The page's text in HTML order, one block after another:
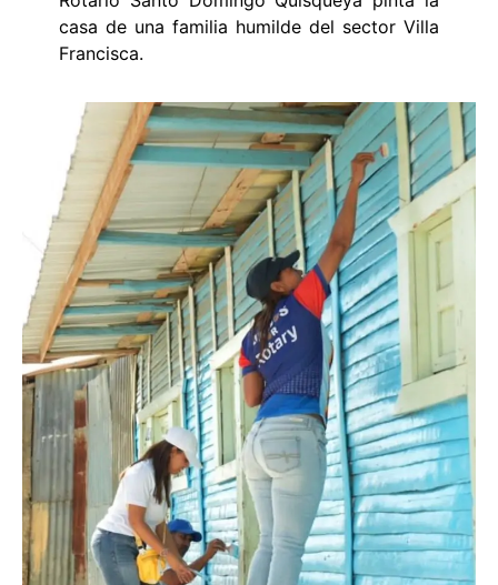
casa de una familia humilde del sector Villa
Francisca.